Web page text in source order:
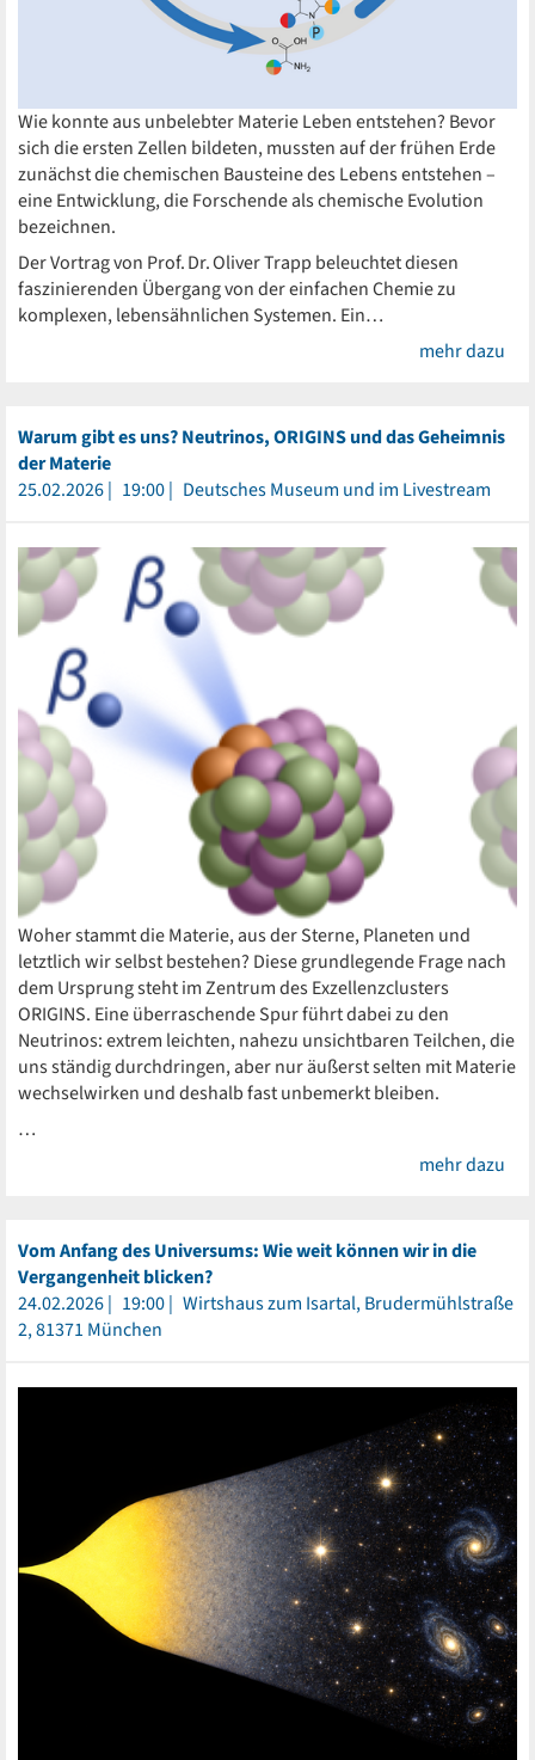
Wie konnte aus unbelebter Materie Leben entstehen? Bevor
sich die ersten Zellen bildeten, mussten auf der frühen Erde
zunächst die chemischen Bausteine des Lebens entstehen –
eine Entwicklung, die Forschende als chemische Evolution
bezeichnen.
Der Vortrag von Prof. Dr. Oliver Trapp beleuchtet diesen
faszinierenden Übergang von der einfachen Chemie zu
komplexen, lebensähnlichen Systemen. Ein…
mehr dazu
Warum gibt es uns? Neutrinos, ORIGINS und das Geheimnis
der Materie
25.02.2026
19:00 Deutsches Museum und im Livestream
Woher stammt die Materie, aus der Sterne, Planeten und
letztlich wir selbst bestehen? Diese grundlegende Frage nach
dem Ursprung steht im Zentrum des Exzellenzclusters
ORIGINS. Eine überraschende Spur führt dabei zu den
Neutrinos: extrem leichten, nahezu unsichtbaren Teilchen, die
uns ständig durchdringen, aber nur äußerst selten mit Materie
wechselwirken und deshalb fast unbemerkt bleiben.
…
mehr dazu
Vom Anfang des Universums: Wie weit können wir in die
Vergangenheit blicken?
24.02.2026
19:00
Wirtshaus zum Isartal, Brudermühlstraße
2, 81371 München